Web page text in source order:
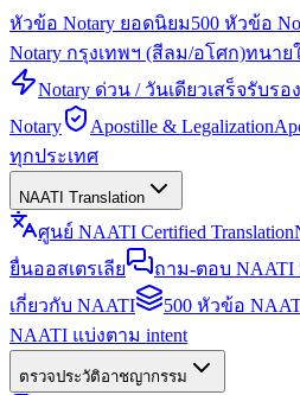
หัวข้อ Notary ยอดนิยม500 หัวข้อ
Notary กรุงเทพฯ (สีลม/อโศก)ทนาย
Notary ด่วน / วันเดียวเสร็จรับรอ
Notary
Apostille & Legalization
ทุกประเทศ
NAATI Translation
ศูนย์ NAATI Certified Translation
ยื่นออสเตรเลีย
ถาม-ตอบ NAATI
เกี่ยวกับ NAATI
500 หัวข้อ
NAATI แบ่งตาม intent
ตรวจประวัติอาชญากรรม